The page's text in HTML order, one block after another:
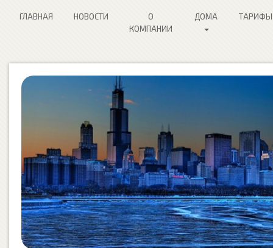
ГЛАВНАЯ НОВОСТИ
О
КОМПАНИИ
ДОМА ТАРИФЫ